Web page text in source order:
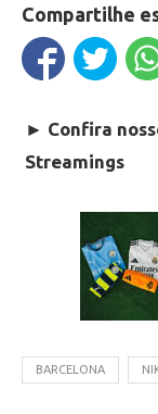
Compartilhe
► Confira
Streamings
BARCELONA